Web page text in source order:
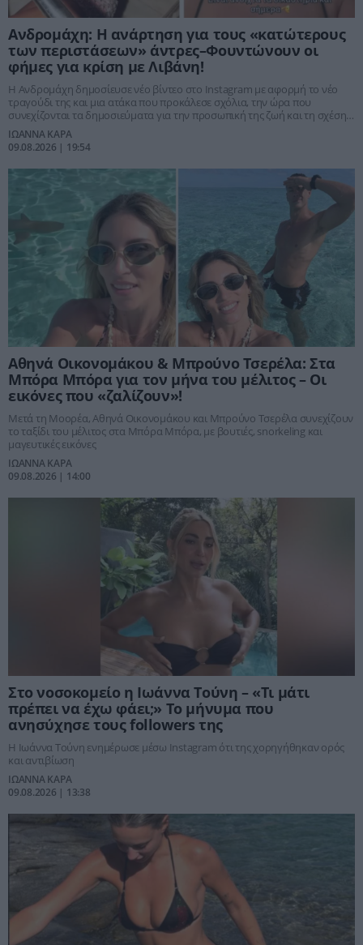
Ανδρομάχη: Η ανάρτηση για τους «κατώτερους
των περιστάσεων» άντρες–Φουντώνουν οι
φήμες για κρίση με Λιβάνη!
Η Ανδρομάχη δημοσίευσε νέο βίντεο στο Instagram με αφορμή το νέο
τραγούδι της και μια ατάκα που προκάλεσε σχόλια, την ώρα που
συνεχίζονται τα δημοσιεύματα για την προσωπική της ζωή και τη σχέση
της με τον Γιώργο Λιβάνη
ΙΩΑΝΝΑ ΚΑΡΑ
09.08.2026 | 19:54
Αθηνά Οικονομάκου & Μπρούνο Τσερέλα: Στα
Μπόρα Μπόρα για τον μήνα του μέλιτος – Οι
εικόνες που «ζαλίζουν»!
Μετά τη Μοορέα, Αθηνά Οικονομάκου και Μπρούνο Τσερέλα συνεχίζουν
το ταξίδι του μέλιτος στα Μπόρα Μπόρα, με βουτιές, snorkeling και
μαγευτικές εικόνες
ΙΩΑΝΝΑ ΚΑΡΑ
09.08.2026 | 14:00
Στο νοσοκομείο η Ιωάννα Τούνη – «Τι μάτι
πρέπει να έχω φάει;» Το μήνυμα που
ανησύχησε τους followers της
Η Ιωάννα Τούνη ενημέρωσε μέσω Instagram ότι της χορηγήθηκαν ορός
και αντιβίωση
ΙΩΑΝΝΑ ΚΑΡΑ
09.08.2026 | 13:38